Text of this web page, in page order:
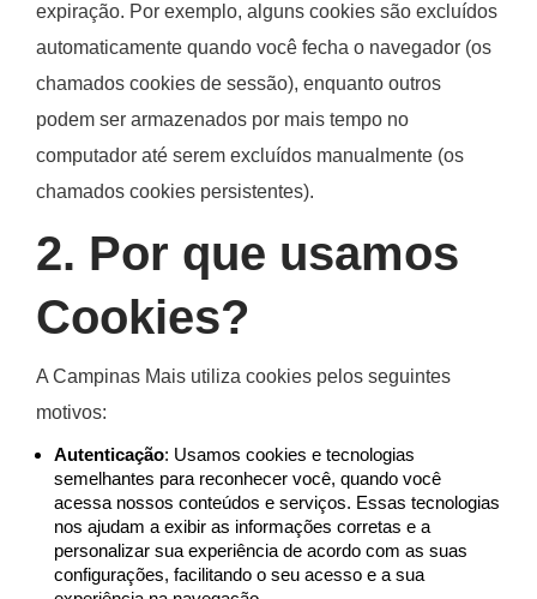
expiração. Por exemplo, alguns cookies são excluídos
automaticamente quando você fecha o navegador (os
chamados cookies de sessão), enquanto outros
podem ser armazenados por mais tempo no
computador até serem excluídos manualmente (os
chamados cookies persistentes).
2. Por que usamos
Cookies?
A Campinas Mais utiliza cookies pelos seguintes
motivos:
Autenticação: Usamos cookies e tecnologias
semelhantes para reconhecer você, quando você
acessa nossos conteúdos e serviços. Essas tecnologias
nos ajudam a exibir as informações corretas e a
personalizar sua experiência de acordo com as suas
configurações, facilitando o seu acesso e a sua